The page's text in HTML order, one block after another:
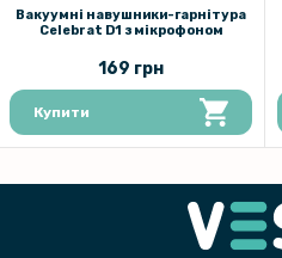
Вакуумні навушники-гарнітура
Celebrat D1 з мікрофоном
169 грн
Купити